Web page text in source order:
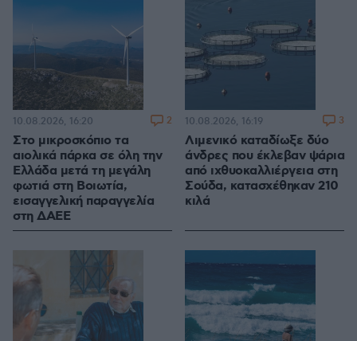
Στο μικροσκόπιο τα
αιολικά πάρκα σε όλη την
Ελλάδα μετά τη μεγάλη
φωτιά στη Βοιωτία,
εισαγγελική παραγγελία
στη ΔΑΕΕ
10.08.2026, 16:20 2
Λιμενικό καταδίωξε δύο
άνδρες που έκλεβαν ψάρια
από ιχθυοκαλλιέργεια στη
Σούδα, κατασχέθηκαν 210
κιλά
10.08.2026, 16:19 3